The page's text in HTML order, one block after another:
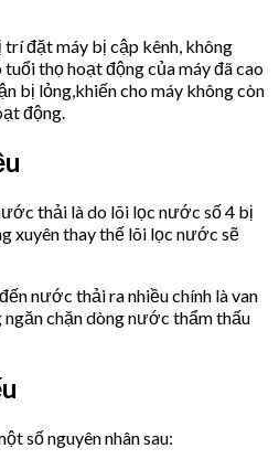
đặt máy bị cập kênh, không
thọ hoạt động của máy đã cao
bị lỏng,khiến cho máy không còn
động.
thải là do lõi lọc nước số 4 bị
xuyên thay thế lõi lọc nước sẽ
nước thải ra nhiều chính là van
chặn dòng nước thẩm thấu
số nguyên nhân sau: